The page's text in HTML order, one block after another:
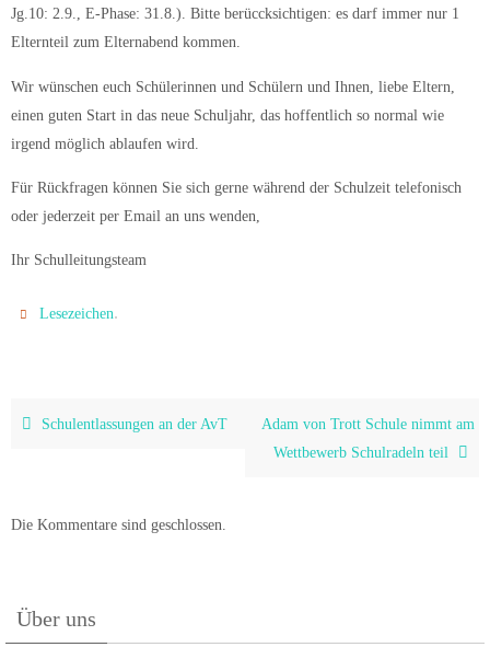
Jg.10: 2.9., E-Phase: 31.8.). Bitte berüccksichtigen: es darf immer nur 1
Elternteil zum Elternabend kommen.
Wir wünschen euch Schülerinnen und Schülern und Ihnen, liebe Eltern,
einen guten Start in das neue Schuljahr, das hoffentlich so normal wie
irgend möglich ablaufen wird.
Für Rückfragen können Sie sich gerne während der Schulzeit telefonisch
oder jederzeit per Email an uns wenden,
Ihr Schulleitungsteam
Lesezeichen.
Schulentlassungen an der AvT
Adam von Trott Schule nimmt am
Wettbewerb Schulradeln teil
Die Kommentare sind geschlossen.
Über uns